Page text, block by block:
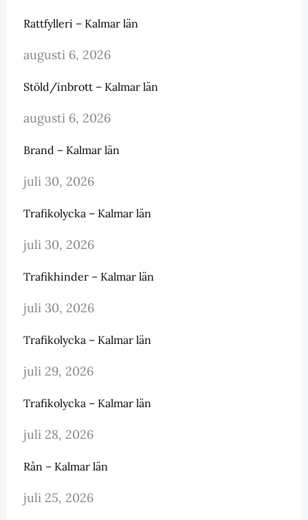
Rattfylleri – Kalmar län
augusti 6, 2026
Stöld/inbrott – Kalmar län
augusti 6, 2026
Brand – Kalmar län
juli 30, 2026
Trafikolycka – Kalmar län
juli 30, 2026
Trafikhinder – Kalmar län
juli 30, 2026
Trafikolycka – Kalmar län
juli 29, 2026
Trafikolycka – Kalmar län
juli 28, 2026
Rån – Kalmar län
juli 25, 2026